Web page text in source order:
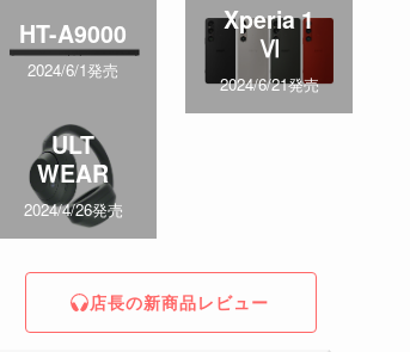
HT-A9000
2024/6/1発売
Xperia 1
Ⅵ
2024/6/21発売
ULT
WEAR
2024/4/26発売
店長の新商品レビュー